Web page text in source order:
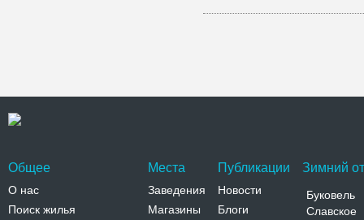
Общее
О нас
Поиск жилья
Места
Заведения
Магазины
Публикации
Новости
Блоги
Зимний
Буковель
Славское